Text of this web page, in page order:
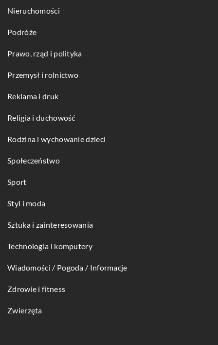
Nieruchomości
Podróże
Prawo, rząd i polityka
Przemysł i rolnictwo
Reklama i druk
Religia i duchowość
Rodzina i wychowanie dzieci
Społeczeństwo
Sport
Styl i moda
Sztuka i zainteresowania
Technologia i komputery
Wiadomości / Pogoda / Informacje
Zdrowie i fitness
Zwierzęta